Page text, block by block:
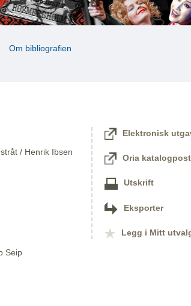
Om bibliografien
/ Henrik Ibsen
Seip
Elektronisk
Oria katalogpost
Utskrift
Eksporter
Legg i Mitt